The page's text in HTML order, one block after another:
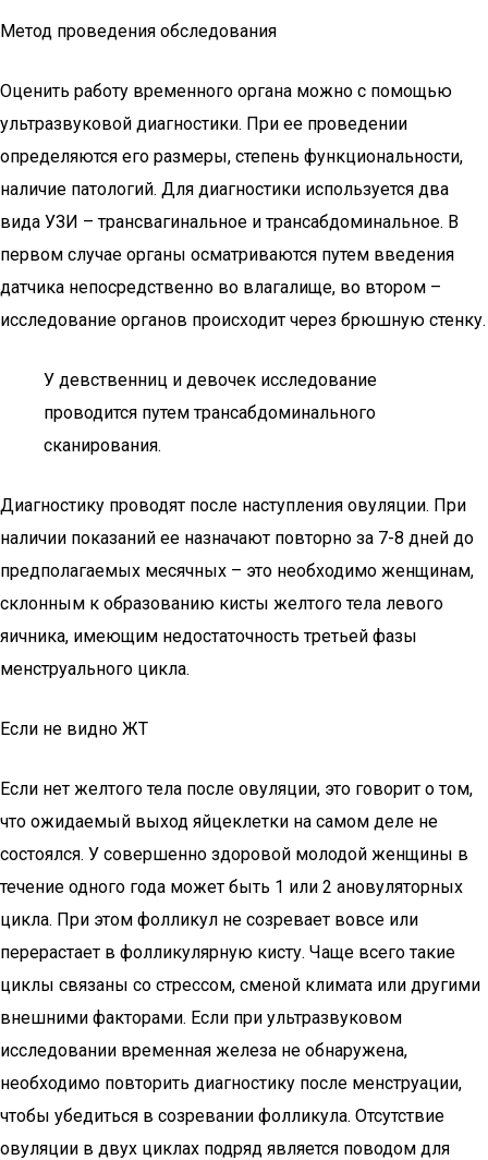
Метод проведения обследования
Оценить работу временного органа можно с помощью
ультразвуковой диагностики. При ее проведении
определяются его размеры, степень функциональности,
наличие патологий. Для диагностики используется два
вида УЗИ – трансвагинальное и трансабдоминальное. В
первом случае органы осматриваются путем введения
датчика непосредственно во влагалище, во втором –
исследование органов происходит через брюшную стенку.
У девственниц и девочек исследование
проводится путем трансабдоминального
сканирования.
Диагностику проводят после наступления овуляции. При
наличии показаний ее назначают повторно за 7-8 дней до
предполагаемых месячных – это необходимо женщинам,
склонным к образованию кисты желтого тела левого
яичника, имеющим недостаточность третьей фазы
менструального цикла.
Если не видно ЖТ
Если нет желтого тела после овуляции, это говорит о том,
что ожидаемый выход яйцеклетки на самом деле не
состоялся. У совершенно здоровой молодой женщины в
течение одного года может быть 1 или 2 ановуляторных
цикла. При этом фолликул не созревает вовсе или
перерастает в фолликулярную кисту. Чаще всего такие
циклы связаны со стрессом, сменой климата или другими
внешними факторами. Если при ультразвуковом
исследовании временная железа не обнаружена,
необходимо повторить диагностику после менструации,
чтобы убедиться в созревании фолликула. Отсутствие
овуляции в двух циклах подряд является поводом для